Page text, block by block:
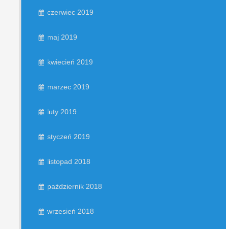
czerwiec 2019
maj 2019
kwiecień 2019
marzec 2019
luty 2019
styczeń 2019
listopad 2018
październik 2018
wrzesień 2018